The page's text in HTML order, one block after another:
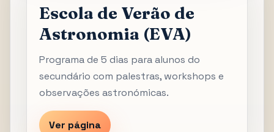
Escola de Verão de
Astronomia (EVA)
Programa de 5 dias para alunos do
secundário com palestras, workshops e
observações astronómicas.
Ver página